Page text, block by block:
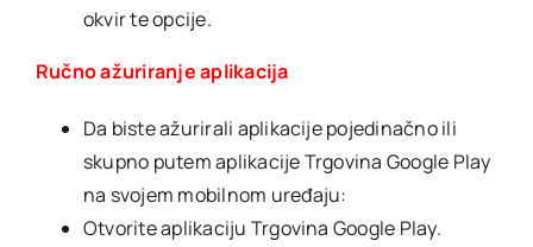
okvir te opcije.
Ručno ažuriranje aplikacija
Da biste ažurirali aplikacije pojedinačno ili
skupno putem aplikacije Trgovina Google Play
na svojem mobilnom uređaju:
Otvorite aplikaciju Trgovina Google Play.